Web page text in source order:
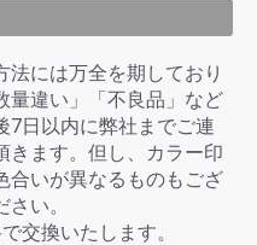
法には万全を期しており
量違い」「不良品」など
7日以内に弊社までご連
きます。但し、カラー印
合いが異なるものもござ
い。
交換いたします。